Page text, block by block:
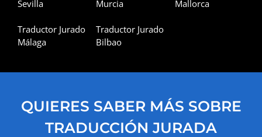
Sevilla
Traductor Jurado
Málaga
Murcia
Traductor Jurado
Bilbao
Mallorca
QUIERES SABER MÁS SOBRE
TRADUCCIÓN JURADA